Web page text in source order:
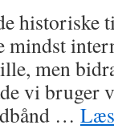
historiske
mindst
men
vi bruger
…